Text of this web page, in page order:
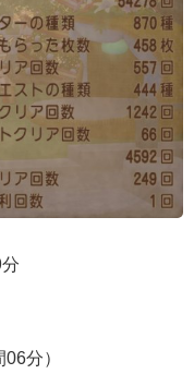
分）